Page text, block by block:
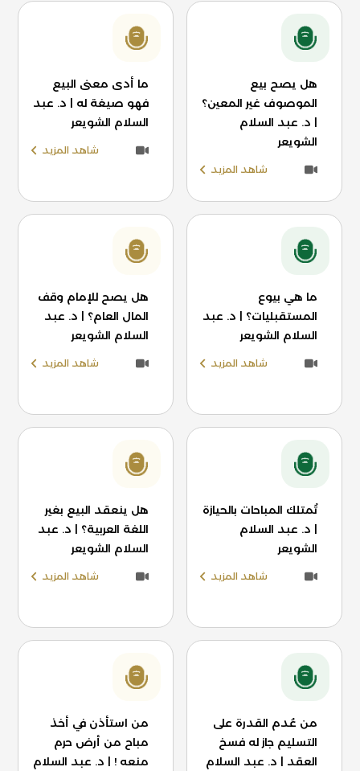
هل يصح بيع
الموصوف غير المعين؟
| د. عبد السلام
الشويعر
شاهد المزيد
ما أدى معنى البيع
فهو صيغة له | د. عبد
السلام الشويعر
شاهد المزيد
ما هي بيوع
المستقبليات؟ | د. عبد
السلام الشويعر
شاهد المزيد
هل يصح للإمام وقف
المال العام؟ | د. عبد
السلام الشويعر
شاهد المزيد
تُمتلك المباحات بالحيازة
| د. عبد السلام
الشويعر
شاهد المزيد
هل ينعقد البيع بغير
اللغة العربية؟ | د. عبد
السلام الشويعر
شاهد المزيد
من عُدم القدرة على
التسليم جاز له فسخ
العقد | د. عبد السلام
من استأذن في أخذ
مباح من أرض حرم
منعه ! | د. عبد السلام